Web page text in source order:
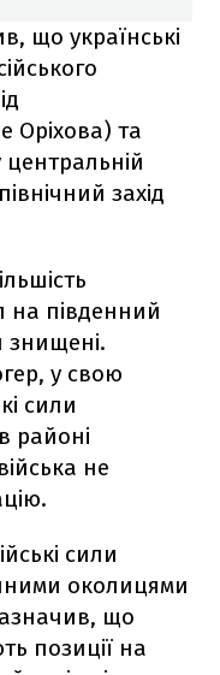
що українські
Оріхова) та
центральній
захід
на південний
знищені.
у свою
сили
районі
не
сили
околицями
що
позиції на